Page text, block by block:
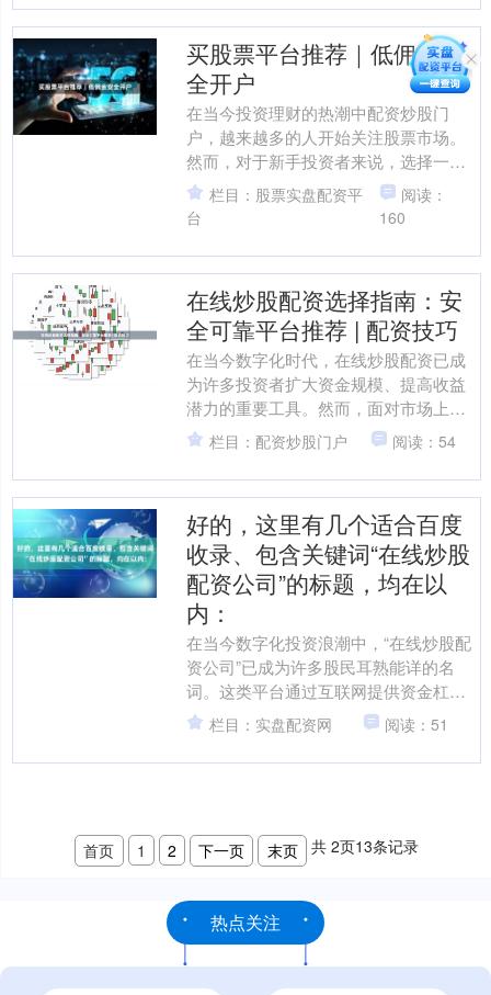
买股票平台推荐｜低佣金安
全开户
在当今投资理财的热潮中配资炒股门
户，越来越多的人开始关注股票市场。
然而，对于新手投资者来说，选择一个
合适的买股票平台至关重要。一个优秀
的平台不仅能提供低佣金交易....
栏目：股票实盘配资平
台
阅读：
160
在线炒股配资选择指南：安
全可靠平台推荐 | 配资技巧
在当今数字化时代，在线炒股配资已成
为许多投资者扩大资金规模、提高收益
潜力的重要工具。然而，面对市场上众
多的配资平台，如何选择一个安全可靠
的平台，并掌握有效的配资....
栏目：配资炒股门户 阅读：54
好的，这里有几个适合百度
收录、包含关键词“在线炒股
配资公司”的标题，均在以
内：
在当今数字化投资浪潮中，“在线炒股配
资公司”已成为许多股民耳熟能详的名
词。这类平台通过互联网提供资金杠杆
服务配资炒股门户，让投资者能以较小
的自有资金撬动更大的交....
栏目：实盘配资网 阅读：51
首页 1 2 下一页 末页 共 2页13条记录
热点关注